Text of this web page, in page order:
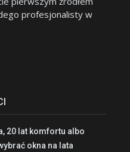
profesjonalisty w
20 lat komfortu albo
okna na lata